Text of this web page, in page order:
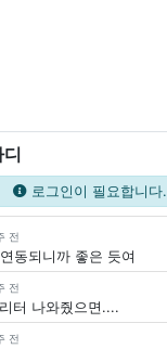
로그인이 필요합니다.
전
동되니까 좋은 듯여
전
터 나와줬으면....
전